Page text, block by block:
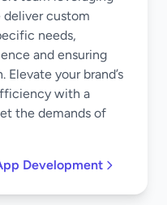
custom
needs,
and ensuring
your brand’s
with a
the demands of
Development